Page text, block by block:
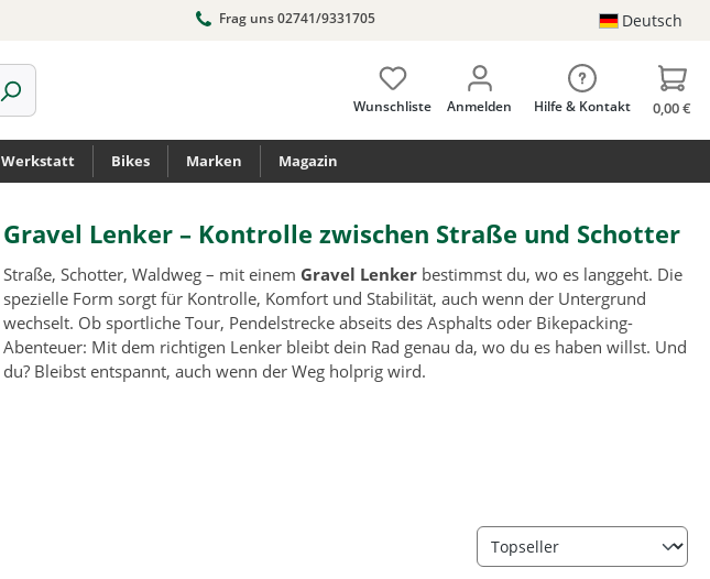
Frag uns 02741/9331705 Deutsch
Wunschliste Anmelden Hilfe & Kontakt 0,00 €
Werkstatt Bikes Marken Magazin
Gravel Lenker – Kontrolle zwischen Straße und Schotter
Straße, Schotter, Waldweg – mit einem Gravel Lenker bestimmst du, wo es langgeht. Die
spezielle Form sorgt für Kontrolle, Komfort und Stabilität, auch wenn der Untergrund
wechselt. Ob sportliche Tour, Pendelstrecke abseits des Asphalts oder Bikepacking-
Abenteuer: Mit dem richtigen Lenker bleibt dein Rad genau da, wo du es haben willst. Und
du? Bleibst entspannt, auch wenn der Weg holprig wird.